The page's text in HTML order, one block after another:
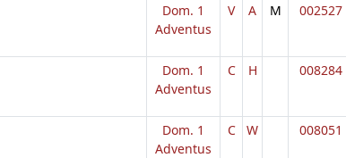
Dom. 1
Adventus
V A M 002527
Dom. 1
Adventus
C H 008284
Dom. 1
Adventus
C W 008051